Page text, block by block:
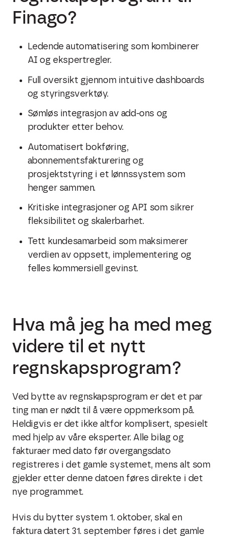
Finago?
Ledende automatisering som kombinerer
AI og ekspertregler.
Full oversikt gjennom intuitive dashboards
og styringsverktøy.
Sømløs integrasjon av add-ons og
produkter etter behov.
Automatisert bokføring,
abonnementsfakturering og
prosjektstyring i et lønnssystem som
henger sammen.
Kritiske integrasjoner og API som sikrer
fleksibilitet og skalerbarhet.
Tett kundesamarbeid som maksimerer
verdien av oppsett, implementering og
felles kommersiell gevinst.
Hva må jeg ha med meg
videre til et nytt
regnskapsprogram?
Ved bytte av regnskapsprogram er det et par
ting man er nødt til å være oppmerksom på.
Heldigvis er det ikke altfor komplisert, spesielt
med hjelp av våre eksperter. Alle bilag og
fakturaer med dato før overgangsdato
registreres i det gamle systemet, mens alt som
gjelder etter denne datoen føres direkte i det
nye programmet.
Hvis du bytter system 1. oktober, skal en
faktura datert 31. september føres i det gamle